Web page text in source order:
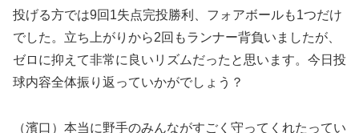
投げる方では9回1失点完投勝利、フォアボールも1つだけ
でした。立ち上がりから2回もランナー背負いましたが、
ゼロに抑えて非常に良いリズムだったと思います。今日投
球内容全体振り返っていかがでしょう？
（濱口）本当に野手のみんながすごく守ってくれたってい